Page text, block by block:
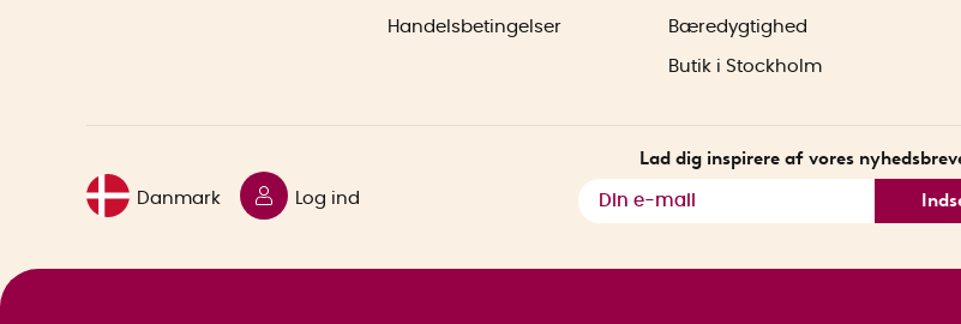
Handelsbetingelser Bæredygtighed
Butik i Stockholm
Danmark Log ind
Lad dig inspirere af vores